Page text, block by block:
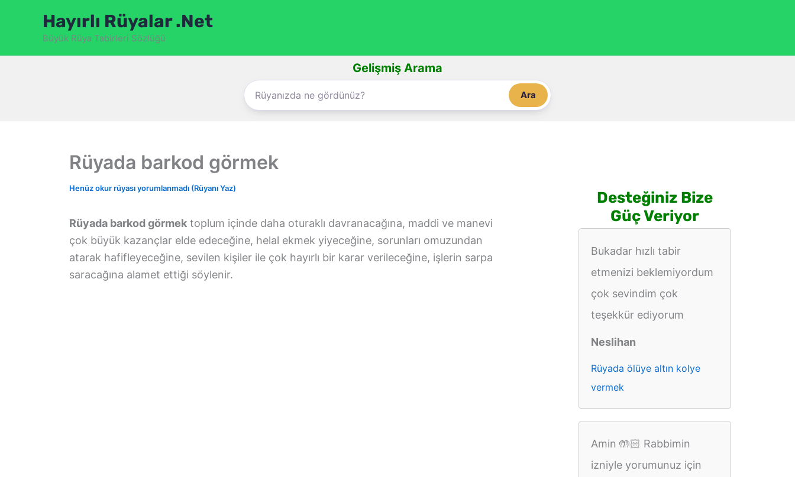
Hayırlı Rüyalar .Net
Büyük Rüya Tabirleri Sözlüğü
Gelişmiş Arama
Ara
Rüyada barkod görmek
Henüz okur rüyası yorumlanmadı (Rüyanı Yaz)
Rüyada barkod görmek toplum içinde daha oturaklı davranacağına, maddi ve manevi
çok büyük kazançlar elde edeceğine, helal ekmek yiyeceğine, sorunları omuzundan
atarak hafifleyeceğine, sevilen kişiler ile çok hayırlı bir karar verileceğine, işlerin sarpa
saracağına alamet ettiği söylenir.
Desteğiniz Bize
Güç Veriyor
Bukadar hızlı tabir
etmenizi beklemiyordum
çok sevindim çok
teşekkür ediyorum
Neslihan
Rüyada ölüye altın kolye
vermek
Amin 🤲🏻 Rabbimin
izniyle yorumunuz için